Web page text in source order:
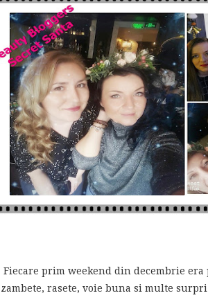
Fiecare prim weekend din decembrie
zambete, rasete, voie buna si multe